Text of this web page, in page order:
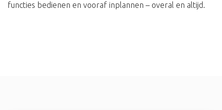
functies bedienen en vooraf inplannen – overal en altijd.